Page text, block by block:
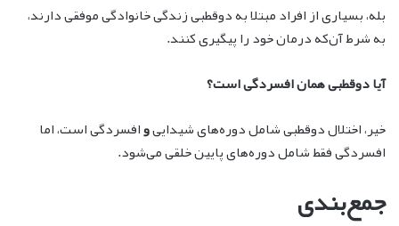
بله، بسیاری از افراد مبتلا به دوقطبی زندگی خانوادگی موفقی دارند،
به شرط آن‌که درمان خود را پیگیری کنند.
آیا دوقطبی همان افسردگی است؟
خیر، اختلال دوقطبی شامل دوره‌های شیداییوافسردگی است، اما
افسردگی فقط شامل دوره‌های پایین خلقی می‌شود.
جمع‌بندی